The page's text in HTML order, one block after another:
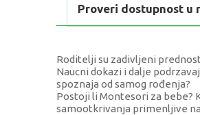
Proveri dostupnost u
Roditelji su zadivljeni
Naucni dokazi i dalje
spoznaja od samog rođenja?
Postoji li Montesori za bebe?
samootkrivanja primenljive